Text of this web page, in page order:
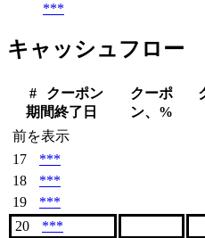
***
キャッシュフロー
#
クーポン
期間終了日
クーポ
ン、%
前を表示
17
***
18
***
19
***
20
***